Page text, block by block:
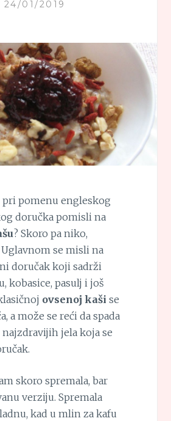
24/01/2019
pri pomenu engleskog
doručka pomisli na
? Skoro pa niko,
se misli na
doručak koji sadrži
kobasice, pasulj i još
ovsenoj kaši se
a može se reći da spada
jela koja se
skoro spremala, bar
verziju. Spremala
kad u mlin za kafu